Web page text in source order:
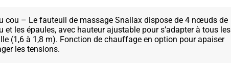
cou – Le fauteuil de massage Snailax dispose de 4 nœuds de
et les épaules, avec hauteur ajustable pour s’adapter à tous les
(1,6 à 1,8 m). Fonction de chauffage en option pour apaiser
les tensions.